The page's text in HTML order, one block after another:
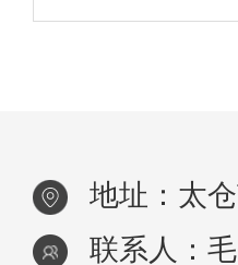
众的工作服，
提到医生首先
敢，健康，野
地址：太
联系人：